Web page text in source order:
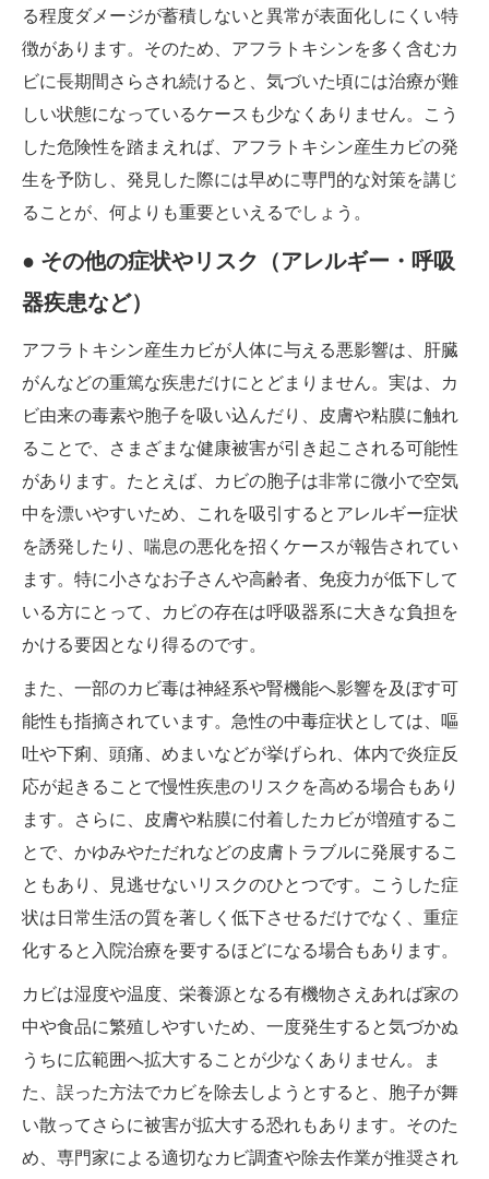
る程度ダメージが蓄積しないと異常が表面化しにくい特
徴があります。そのため、アフラトキシンを多く含むカ
ビに長期間さらされ続けると、気づいた頃には治療が難
しい状態になっているケースも少なくありません。こう
した危険性を踏まえれば、アフラトキシン産生カビの発
生を予防し、発見した際には早めに専門的な対策を講じ
ることが、何よりも重要といえるでしょう。
● その他の症状やリスク（アレルギー・呼吸
器疾患など）
アフラトキシン産生カビが人体に与える悪影響は、肝臓
がんなどの重篤な疾患だけにとどまりません。実は、カ
ビ由来の毒素や胞子を吸い込んだり、皮膚や粘膜に触れ
ることで、さまざまな健康被害が引き起こされる可能性
があります。たとえば、カビの胞子は非常に微小で空気
中を漂いやすいため、これを吸引するとアレルギー症状
を誘発したり、喘息の悪化を招くケースが報告されてい
ます。特に小さなお子さんや高齢者、免疫力が低下して
いる方にとって、カビの存在は呼吸器系に大きな負担を
かける要因となり得るのです。
また、一部のカビ毒は神経系や腎機能へ影響を及ぼす可
能性も指摘されています。急性の中毒症状としては、嘔
吐や下痢、頭痛、めまいなどが挙げられ、体内で炎症反
応が起きることで慢性疾患のリスクを高める場合もあり
ます。さらに、皮膚や粘膜に付着したカビが増殖するこ
とで、かゆみやただれなどの皮膚トラブルに発展するこ
ともあり、見逃せないリスクのひとつです。こうした症
状は日常生活の質を著しく低下させるだけでなく、重症
化すると入院治療を要するほどになる場合もあります。
カビは湿度や温度、栄養源となる有機物さえあれば家の
中や食品に繁殖しやすいため、一度発生すると気づかぬ
うちに広範囲へ拡大することが少なくありません。ま
た、誤った方法でカビを除去しようとすると、胞子が舞
い散ってさらに被害が拡大する恐れもあります。そのた
め、専門家による適切なカビ調査や除去作業が推奨され